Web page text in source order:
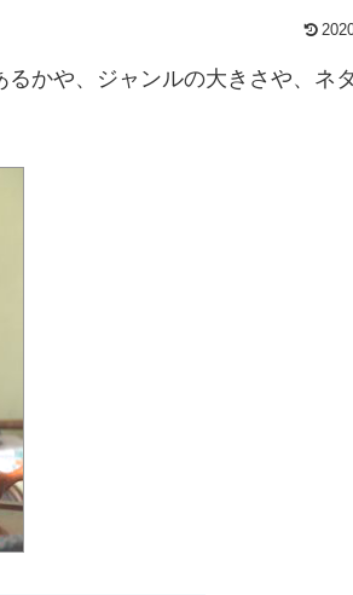
かや、ジャンルの大きさや、ネ